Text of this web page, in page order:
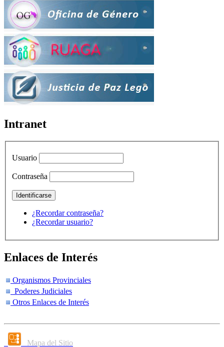
Intranet
Usuario
Contraseña
¿Recordar contraseña?
¿Recordar usuario?
Enlaces de Interés
Organismos Provinciales
Poderes Judiciales
Otros Enlaces de Interés
Mapa del Sitio